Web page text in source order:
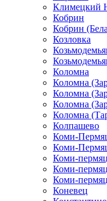
Климецкий
Кобрин
Кобрин
Козловка
Коломна
Коломна
Коломна
Коломна
Коломна
Колпашево
Коми-
Коми-
Коми-
Коми-
Коми-
Коневец